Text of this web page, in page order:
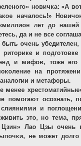
новичка: «А
началось!»
лет до
да и не все
очень
риторике и
и мифов, тоже
на
и метафоры.
менее
помогают осознать,
слияниями и
это, но тема,
Лао Цзы очень
не может